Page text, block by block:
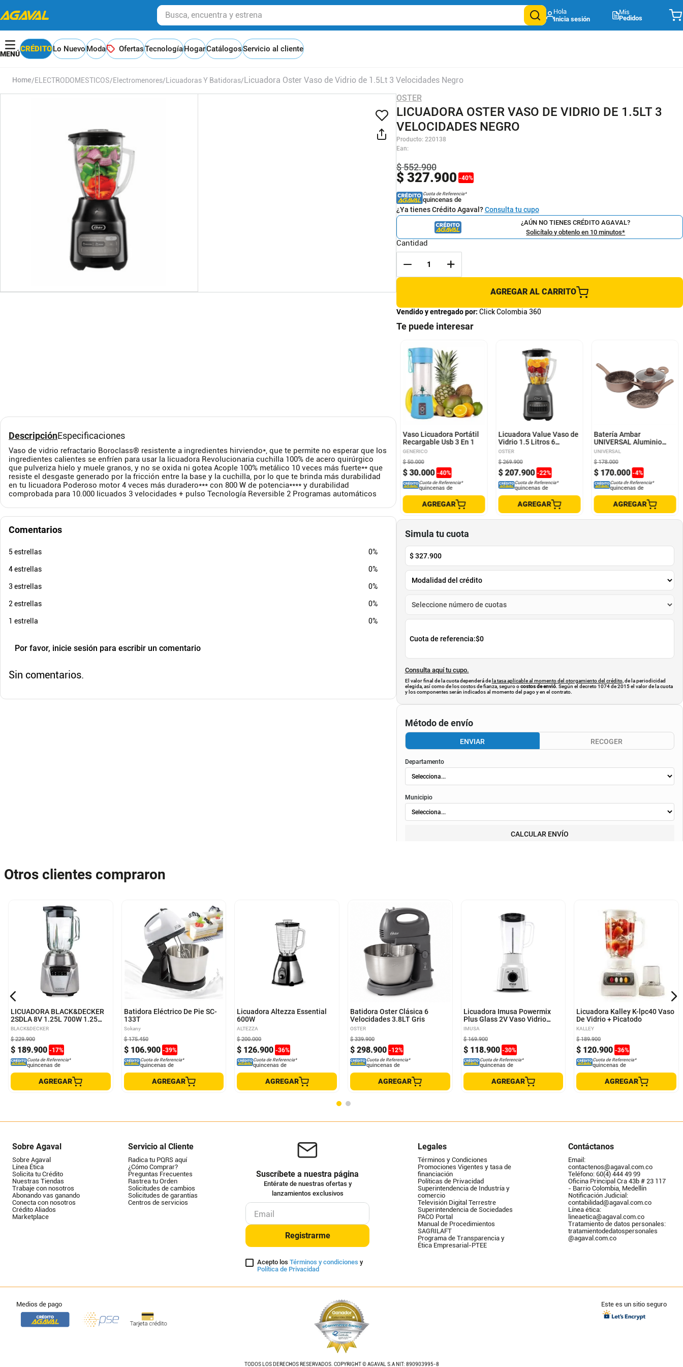
Busca, encuentra y estrena
Mis
Pedidos
CRÉDITOLo NuevoModa OfertasTecnologíaHogarCatálogosServicio al cliente
ELECTRODOMESTICOS Electromenores Licuadoras Y Batidoras Licuadora Oster Vaso de Vidrio de 1.5Lt 3 Velocidades Negro
DescripciónEspecificaciones
Vaso de vidrio refractario Boroclass® resistente a ingredientes hirviendo*, que te permite no esperar que los
ingredientes calientes se enfríen para usar la licuadora Revolucionaria cuchilla 100% de acero quirúrgico
que pulveriza hielo y muele granos, y no se oxida ni gotea Acople 100% metálico 10 veces más fuerte** que
resiste el desgaste generado por la fricción entre la base y la cuchilla, por lo que te brinda más durabilidad
en tu licuadora Poderoso motor 4 veces más duradero*** con 800 W de potencia**** y durabilidad
comprobada para 10.000 licuados 3 velocidades + pulso Tecnología Reversible 2 Programas automáticos
Comentarios
5 estrellas 0%
4 estrellas 0%
3 estrellas 0%
2 estrellas 0%
1 estrella 0%
Por favor, inicie sesión para escribir un comentario
Sin comentarios.
OSTER
LICUADORA OSTER VASO DE VIDRIO DE 1.5LT 3
VELOCIDADES NEGRO
Producto: 220138
Ean:
$ 327.900 -40%
$552.900
Cuota de Referencia*
quincenas de
¿Ya tienes Crédito Agaval?Consulta tu cupo
¿AÚN NO TIENES CRÉDITO AGAVAL?
Solicítalo y obtenlo en 10 minutos*
Cantidad
AGREGAR AL CARRITO
Vendido y entregado por: Click Colombia 360
Te puede interesar
$ 280.900
Cuota de Referencia*
quincenas de
$ 287.900 - 20 %
$ 360.900
Cuota de Referencia*
quincenas de
$ 189.900 - 36 %
$ 299.900
Cuota de Referencia*
quincenas de
Vaso Licuadora Portátil
Recargable Usb 3 En 1
GENERICO
$ 30.000 -40%
$ 50.000
Cuota de Referencia*
quincenas de
AGREGAR
Licuadora Value Vaso de
Vidrio 1.5 Litros 6
Velocidades Gris
OSTER
$ 207.900 -22%
$ 269.900
Cuota de Referencia*
quincenas de
AGREGAR
Batería Ambar
UNIVERSAL Aluminio
Antiadherente 4 Piezas
UNIVERSAL
$ 170.000 -4%
$ 178.000
Cuota de Referencia*
quincenas de
AGREGAR
Simula tu cuota
$327.900
Cuota de referencia:$0
Consulta aquí tu cupo.
El valor final de la cuota dependerá de la tasa aplicable al momento del otorgamiento del crédito, de la periodicidad
elegida, así como de los costos de fianza, seguro ocostos de envió. Según el decreto 1074 de 2015 el valor de la cuota
y los componentes serán indicados al momento del pago y en el contrato.
Método de envío
ENVIAR RECOGER
Departamento
Municipio
CALCULAR ENVÍO
Otros clientes compraron
LICUADORA BLACK&DECKER
2SDLA 8V 1.25L 700W 1.25
LITROS 8 VELOCIDADES +
BLACK&DECKER
$ 189.900 -17%
$ 229.900
Cuota de Referencia*
quincenas de
AGREGAR
Batidora Eléctrico De Pie SC-
133T
Sokany
$ 106.900 -39%
$ 175.450
Cuota de Referencia*
quincenas de
AGREGAR
Licuadora Altezza Essential
600W
ALTEZZA
$ 126.900 -36%
$ 200.000
Cuota de Referencia*
quincenas de
AGREGAR
Batidora Oster Clásica 6
Velocidades 3.8LT Gris
OSTER
$ 298.900 -12%
$ 339.900
Cuota de Referencia*
quincenas de
AGREGAR
Licuadora Imusa Powermix
Plus Glass 2V Vaso Vidrio
Blanco
IMUSA
$ 118.900 -30%
$ 169.900
Cuota de Referencia*
quincenas de
AGREGAR
Licuadora Kalley K-lpc40 Vaso
De Vidrio + Picatodo
KALLEY
$ 120.900 -36%
$ 189.900
Cuota de Referencia*
quincenas de
AGREGAR
Sobre Agaval
Sobre Agaval
Línea Ética
Solicita tu Crédito
Nuestras Tiendas
Trabaje con nosotros
Abonando vas ganando
Conecta con nosotros
Crédito Aliados
Marketplace
Servicio al Cliente
Radica tu PQRS aquí
¿Cómo Comprar?
Preguntas Frecuentes
Rastrea tu Orden
Solicitudes de cambios
Solicitudes de garantías
Centros de servicios
Suscríbete a nuestra página
Entérate de nuestras ofertas y
lanzamientos exclusivos
Registrarme
Acepto los Términos y condiciones y
Política de Privacidad
Legales
Términos y Condiciones
Promociones Vigentes y tasa de
financiación
Políticas de Privacidad
Superintendencia de Industría y
comercio
Televisión Digital Terrestre
Superintendencia de Sociedades
PACO Portal
Manual de Procedimientos
SAGRILAFT
Programa de Transparencia y
Ética Empresarial-PTEE
Contáctanos
Email:
contactenos@agaval.com.co
Teléfono: 60(4) 444 49 99
Oficina Principal Cra 43b # 23 117
- Barrio Colombia, Medellín
Notificación Judicial:
contabilidad@agaval.com.co
Línea ética:
lineaetica@agaval.com.co
Tratamiento de datos personales:
tratamientodedatospersonales
@agaval.com.co
Medios de pago
TODOS LOS DERECHOS RESERVADOS. COPYRIGHT © AGAVAL S.A NIT: 890903995-8
Este es un sitio seguro